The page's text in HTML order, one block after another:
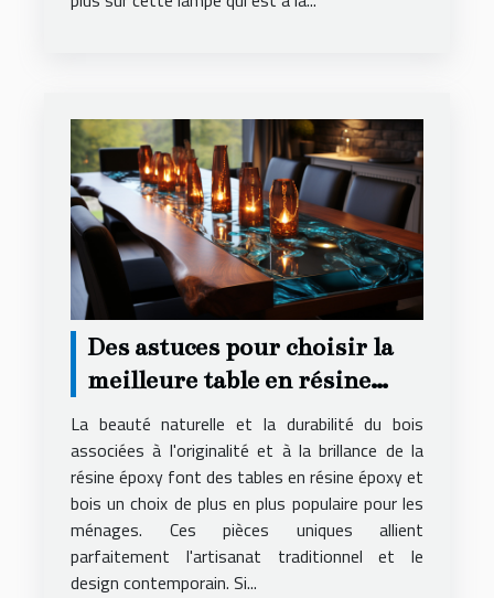
Des astuces pour choisir la
meilleure table en résine
époxy et bois pour votre
logement
La beauté naturelle et la durabilité du bois
associées à l'originalité et à la brillance de la
résine époxy font des tables en résine époxy et
bois un choix de plus en plus populaire pour les
ménages. Ces pièces uniques allient
parfaitement l'artisanat traditionnel et le
design contemporain. Si...